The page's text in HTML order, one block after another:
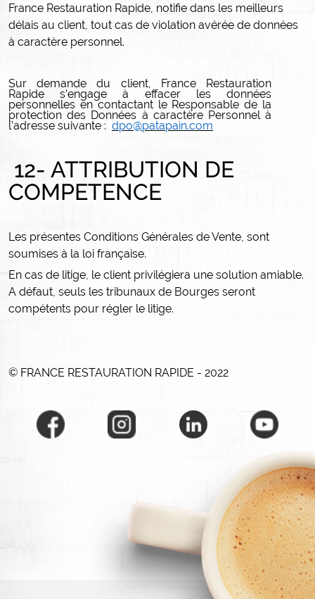
France Restauration Rapide, notifie dans les meilleurs
délais au client, tout cas de violation avérée de données
à caractère personnel.
Sur demande du client, France Restauration
Rapide s’engage à effacer les données
personnelles en contactant le Responsable de la
protection des Données à caractère Personnel à
l’adresse suivante : dpo@patapain.com
12- ATTRIBUTION DE
COMPETENCE
Les présentes Conditions Générales de Vente, sont
soumises à la loi française.
En cas de litige, le client privilégiera une solution amiable.
A défaut, seuls les tribunaux de Bourges seront
compétents pour régler le litige.
© FRANCE RESTAURATION RAPIDE - 2022